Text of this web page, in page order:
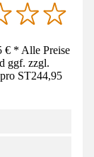
€ * Alle Preise
ggf. zzgl.
ST244,95